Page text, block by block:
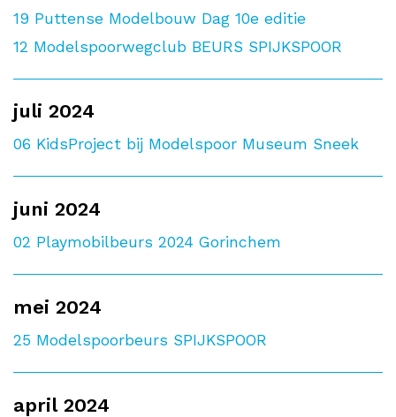
19 Puttense Modelbouw Dag 10e editie
12 Modelspoorwegclub BEURS SPIJKSPOOR
juli 2024
06 KidsProject bij Modelspoor Museum Sneek
juni 2024
02 Playmobilbeurs 2024 Gorinchem
mei 2024
25 Modelspoorbeurs SPIJKSPOOR
april 2024